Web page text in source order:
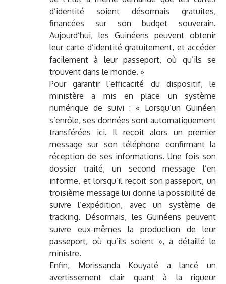
d’identité soient désormais gratuites,
financées sur son budget souverain.
Aujourd’hui, les Guinéens peuvent obtenir
leur carte d’identité gratuitement, et accéder
facilement à leur passeport, où qu’ils se
trouvent dans le monde. »
Pour garantir l’efficacité du dispositif, le
ministère a mis en place un système
numérique de suivi : « Lorsqu’un Guinéen
s’enrôle, ses données sont automatiquement
transférées ici. Il reçoit alors un premier
message sur son téléphone confirmant la
réception de ses informations. Une fois son
dossier traité, un second message l’en
informe, et lorsqu’il reçoit son passeport, un
troisième message lui donne la possibilité de
suivre l’expédition, avec un système de
tracking. Désormais, les Guinéens peuvent
suivre eux-mêmes la production de leur
passeport, où qu’ils soient », a détaillé le
ministre.
Enfin, Morissanda Kouyaté a lancé un
avertissement clair quant à la rigueur